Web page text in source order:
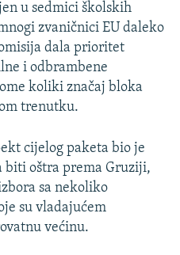
u sedmici školskih
zvaničnici EU daleko
dala prioritet
i odbrambene
koliki značaj bloka
trenutku.
cijelog paketa bio je
biti oštra prema Gruziji,
sa nekoliko
su vladajućem
većinu.